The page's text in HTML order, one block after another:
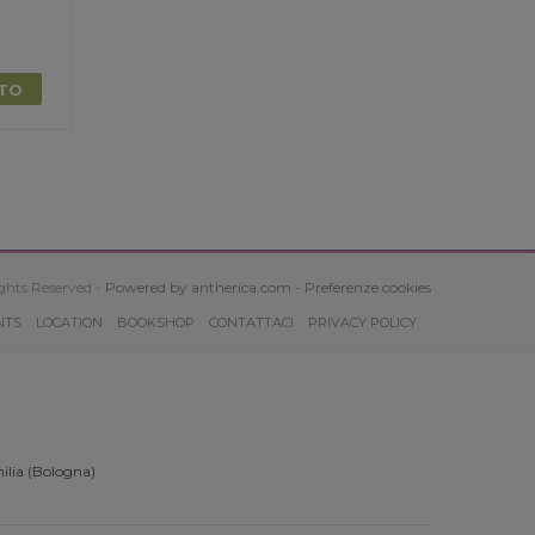
Reserved - Powered by antherica.com - Preferenze cookies
LOCATION BOOKSHOP CONTATTACI PRIVACY POLICY
(Bologna)